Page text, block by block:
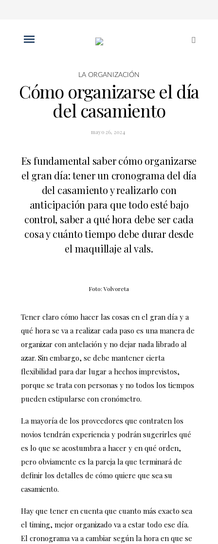
LA ORGANIZACIÓN
Cómo organizarse el día
del casamiento
mayo 26, 2024
Es fundamental saber cómo organizarse
el gran día: tener un cronograma del día
del casamiento y realizarlo con
anticipación para que todo esté bajo
control, saber a qué hora debe ser cada
cosa y cuánto tiempo debe durar desde
el maquillaje al vals.
Foto: Volvoreta
Tener claro cómo hacer las cosas en el gran día y a
qué hora se va a realizar cada paso es una manera de
organizar con antelación y no dejar nada librado al
azar. Sin embargo, se debe mantener cierta
flexibilidad para dar lugar a hechos imprevistos,
porque se trata con personas y no todos los tiempos
pueden estipularse con cronómetro.
La mayoría de los proveedores que contraten los
novios tendrán experiencia y podrán sugerirles qué
es lo que se acostumbra a hacer y en qué orden,
pero obviamente es la pareja la que terminará de
definir los detalles de cómo quiere que sea su
casamiento.
Hay que tener en cuenta que cuanto más exacto sea
el timing, mejor organizado va a estar todo ese día.
El cronograma va a cambiar según la hora en que se